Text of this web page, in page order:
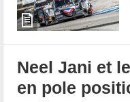
Neel Jani et
en pole